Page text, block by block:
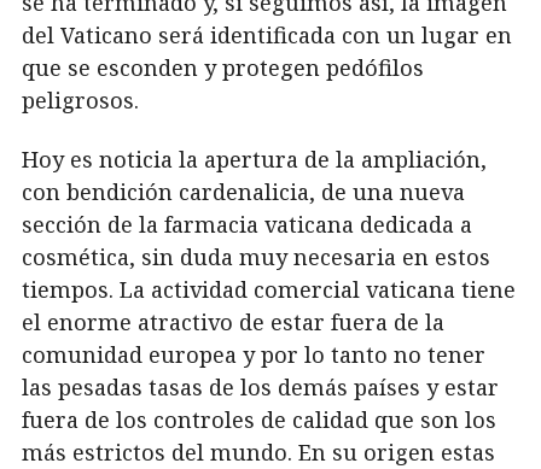
del Vaticano será identificada con un lugar en
que se esconden y protegen pedófilos
peligrosos.
Hoy es noticia la apertura de la ampliación,
con bendición cardenalicia, de una nueva
sección de la farmacia vaticana dedicada a
cosmética, sin duda muy necesaria en estos
tiempos. La actividad comercial vaticana tiene
el enorme atractivo de estar fuera de la
comunidad europea y por lo tanto no tener
las pesadas tasas de los demás países y estar
fuera de los controles de calidad que son los
más estrictos del mundo. En su origen estas